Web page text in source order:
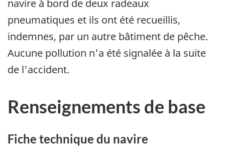
navire à bord de deux radeaux
pneumatiques et ils ont été recueillis,
indemnes, par un autre bâtiment de pêche.
Aucune pollution n'a été signalée à la suite
de l'accident.
Renseignements de base
Fiche technique du navire